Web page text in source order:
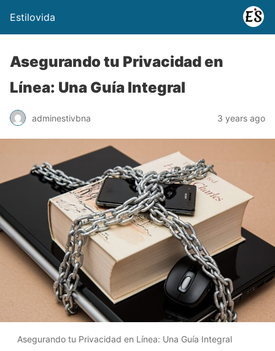
Estilovida
Asegurando tu Privacidad en
Línea: Una Guía Integral
adminestivbna 3 years ago
Asegurando tu Privacidad en Línea: Una Guía Integral